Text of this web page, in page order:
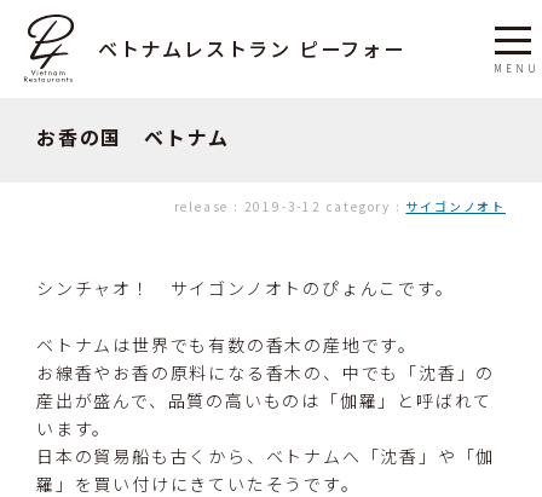
ベトナムレストラン ピーフォー
お香の国 ベトナム
release : 2019-3-12 category : サイゴンノオト
シンチャオ！ サイゴンノオトのぴょんこです。
ベトナムは世界でも有数の香木の産地です。
お線香やお香の原料になる香木の、中でも「沈香」の
産出が盛んで、品質の高いものは「伽羅」と呼ばれて
います。
日本の貿易船も古くから、ベトナムへ「沈香」や「伽
羅」を買い付けにきていたそうです。